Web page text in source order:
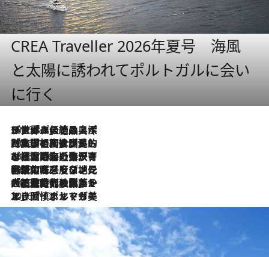
CREA Traveller 2026年夏号 海風
と太陽に誘われてポルトガルに会い
に行く
2026.8.8
リスボンの絶品スイーツ「パステル・デ・ナタ」とは？ポルトガル伝統の奥深い世界へ
2026.7.27
「私の祖国はポルトガル語です」国民的詩人フェルナンド・ペソアと、彼が愛した文学の街を歩く
2026.7.26
ポルトガル近海が育む極上の海の幸。キリリと冷えた白ワインと愉しむ、シーフード専門店の贅沢
2026.7.22
伝統の味をモダンに昇華。高感度な地元客が集う、リスボンの最旬ガストロノミー
2026.7.21
大航海時代の栄華から、震災、独裁、そして革命へ。ポルトガル・首都リスボンの石畳に刻まれた「歴史の光と影」
2026.7.13
エッセイ・ヤマザキマリ「慎ましくも美しき国 ポルトガル」